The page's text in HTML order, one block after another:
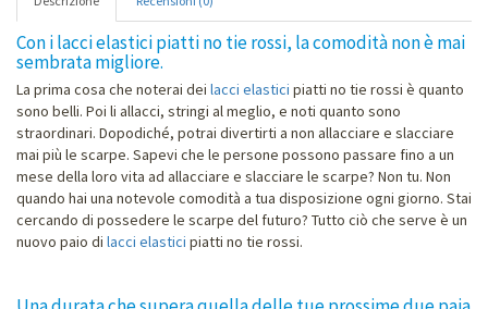
Con i lacci elastici piatti no tie rossi, la comodità non è mai
sembrata migliore.
La prima cosa che noterai dei lacci elastici piatti no tie rossi è quanto
sono belli. Poi li allacci, stringi al meglio, e noti quanto sono
straordinari. Dopodiché, potrai divertirti a non allacciare e slacciare
mai più le scarpe. Sapevi che le persone possono passare fino a un
mese della loro vita ad allacciare e slacciare le scarpe? Non tu. Non
quando hai una notevole comodità a tua disposizione ogni giorno. Stai
cercando di possedere le scarpe del futuro? Tutto ciò che serve è un
nuovo paio di lacci elastici piatti no tie rossi.